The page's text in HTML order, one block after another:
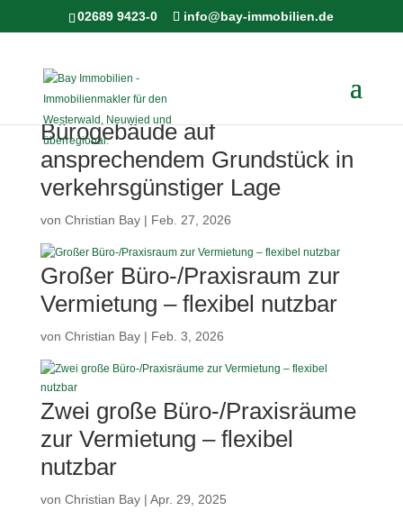
02689 9423-0 info@bay-immobilien.de
Repräsentatives, großzügiges
Bürogebäude auf
ansprechendem Grundstück in
verkehrsgünstiger Lage
von Christian Bay| Feb. 27, 2026
Großer Büro-/Praxisraum zur
Vermietung – flexibel nutzbar
von Christian Bay| Feb. 3, 2026
Zwei große Büro-/Praxisräume
zur Vermietung – flexibel
nutzbar
von Christian Bay| Apr. 29, 2025